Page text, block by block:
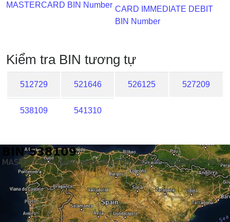
MASTERCARD BIN Number CARD IMMEDIATE DEBIT
BIN Number
Kiểm tra BIN tương tự
512729 521646 526125 527209
538109 541310